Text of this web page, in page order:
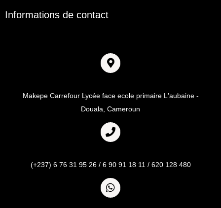
Informations de contact
Makepe Carrefour Lycée face ecole primaire L'aubaine -
Douala, Cameroun
(+237) 6 76 31 95 26 / 6 90 91 18 11 / 620 128 480